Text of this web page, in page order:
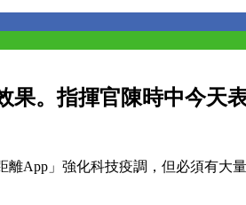
。指揮官陳時中今天
App」強化科技疫調，但必須有大